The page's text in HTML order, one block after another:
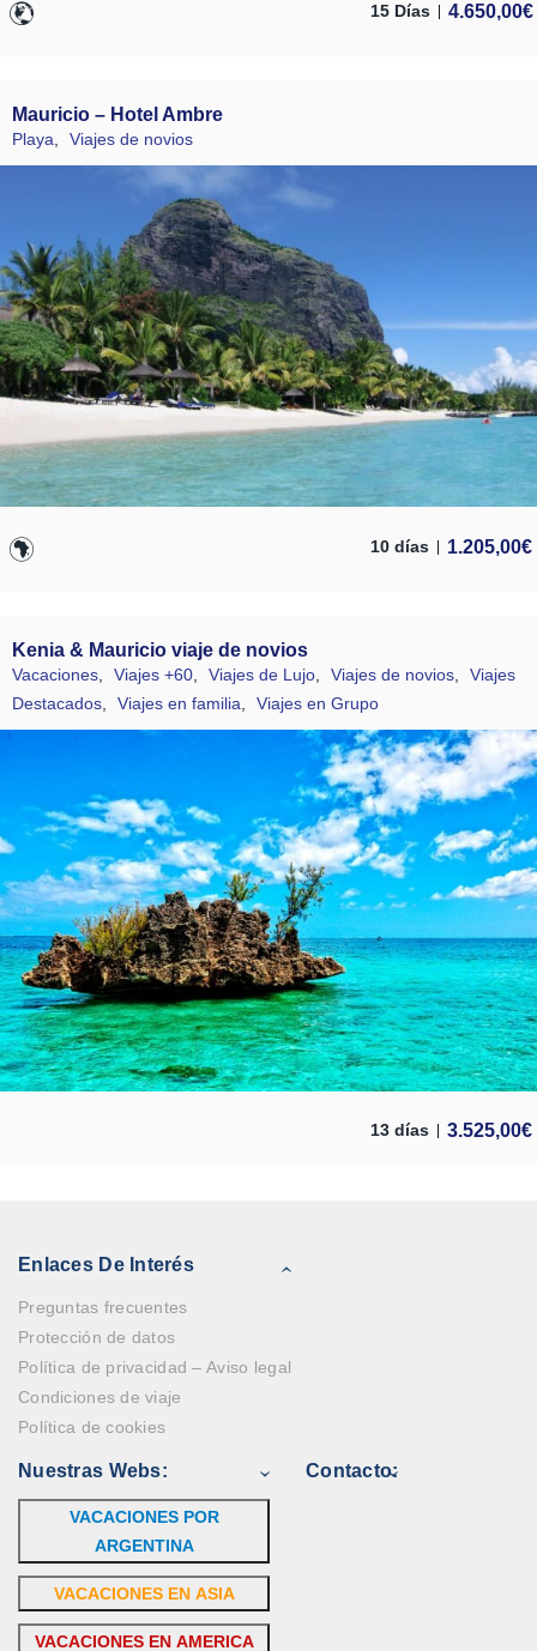
15 Días 4.650,00€
Mauricio – Hotel Ambre
Playa, Viajes de novios
10 días 1.205,00€
Kenia & Mauricio viaje de novios
Vacaciones Viajes +60 Viajes de Lujo Viajes de novios
Viajes
Destacados
Viajes en familia Viajes en Grupo
13 días 3.525,00€
Enlaces De Interés
Preguntas frecuentes
Protección de datos
Política de privacidad – Aviso legal
Condiciones de viaje
Política de cookies
Nuestras Webs:
VACACIONES POR
ARGENTINA
VACACIONES EN ASIA
VACACIONES EN AMERICA
Contacto: